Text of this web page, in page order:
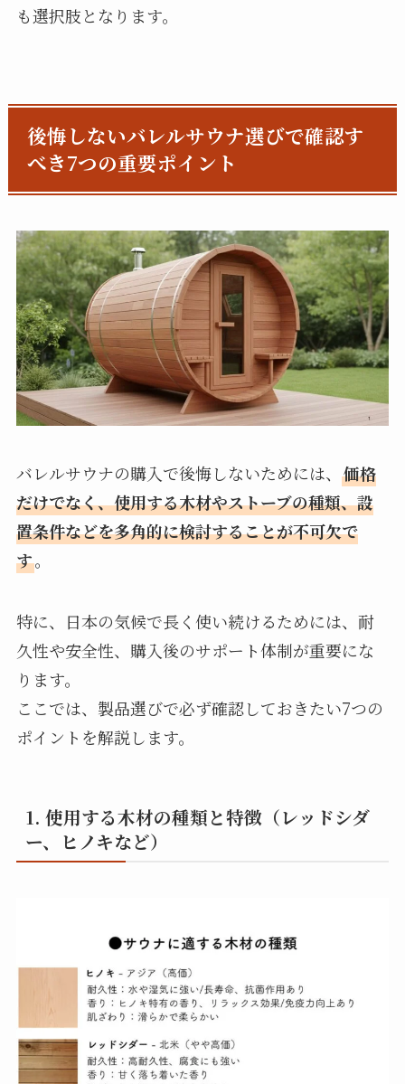
も選択肢となります。
後悔しないバレルサウナ選びで確認す
べき7つの重要ポイント
バレルサウナの購入で後悔しないためには、 価格
だけでなく、使用する木材やストーブの種類、設
置条件などを多角的に検討することが不可欠で
す。
特に、日本の気候で長く使い続けるためには、耐
久性や安全性、購入後のサポート体制が重要にな
ります。
ここでは、製品選びで必ず確認しておきたい7つの
ポイントを解説します。
1. 使用する木材の種類と特徴（レッドシダ
ー、ヒノキなど）